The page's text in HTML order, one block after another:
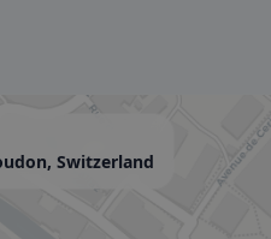
Switzerland